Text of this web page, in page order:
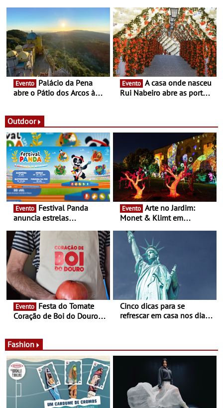
Queiroz Ribeiro - Um novo
conceito gastronómico
itinerante que percorre
Portugal
enquanto “Territórios sem
Fronteira”
Evento
abre o Pátio dos Arcos à
Evento
Rui Nabeiro abre as portas
16 de agosto
Outdoor
Evento
anuncia estrelas
- Entre Junho e Julho pelo
país
Evento
Monet & Klimt em
ao final de Setembro -
Experiência luminosa no
jardim do Museu de
Alberto Sampaio
Evento
Coração de Boi do Douro -
Cinco dicas para se
refrescar em casa nos dias
Fashion